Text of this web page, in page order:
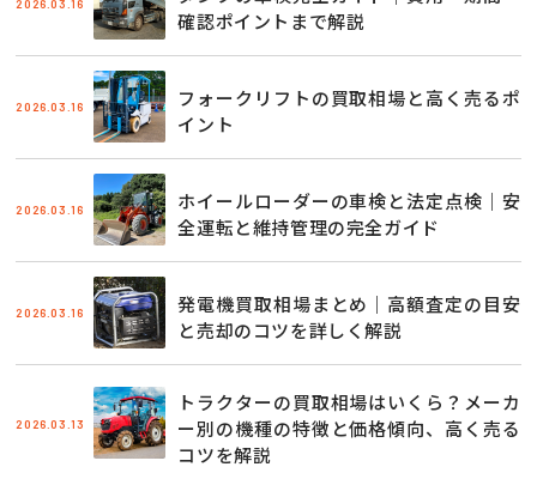
2026.03.16
確認ポイントまで解説
2026.03.16
フォークリフトの買取相場と高く売るポ
イント
2026.03.16
ホイールローダーの車検と法定点検｜安
全運転と維持管理の完全ガイド
2026.03.16
発電機買取相場まとめ｜高額査定の目安
と売却のコツを詳しく解説
2026.03.13
トラクターの買取相場はいくら？メーカ
ー別の機種の特徴と価格傾向、高く売る
コツを解説